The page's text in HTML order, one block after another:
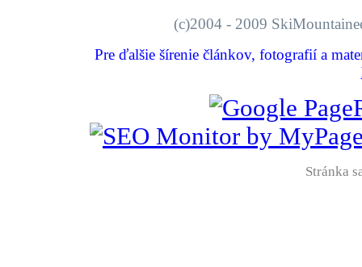
(c)2004 - 2009
Pre ďalšie šírenie článkov, fotografií a
Stránka